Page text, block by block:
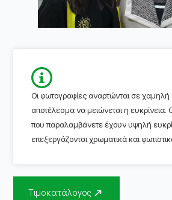
Οι φωτογραφίες αναρτώνται σε
αποτέλεσμα να μειώνεται η ευκρίνεια.
που παραλαμβάνετε έχουν υψηλή
επεξεργάζονται χρωματικά και
Τιμοκατάλογος